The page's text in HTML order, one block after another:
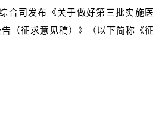
合司发布《关于做好第三批实施医
（征求意见稿）》（以下简称《征